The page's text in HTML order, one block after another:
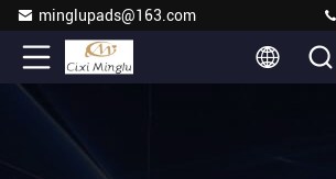
minglupads@163.com